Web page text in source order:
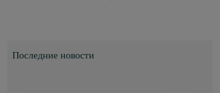
Последние новости